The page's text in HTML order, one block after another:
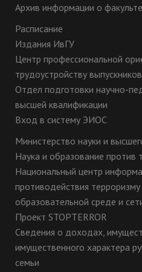
Архив информации о
Расписание
Издания ИвГУ
Центр профессиональной
трудоустройству
Отдел подготовки научно-
высшей квалификации
Вход в систему ЭИОС
Министерство науки и
Наука и образование против
Национальный центр
противодействия
образовательной среде и
Проект STOPTERROR
Сведения о доходах,
имущественного характера
семьи